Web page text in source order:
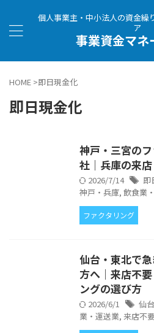
個人事業主・中小法人の資金繰
ア
事業資金マネ
HOME >即日現金化
即日現金化
神戸・三宮の
社｜兵庫の来
2026/7/14 即
神戸・兵庫, 飲食業
ファクタリング
仙台・東北で
方へ｜来店不
ングの選び方
2026/6/1 仙
業・運送業, 来店不